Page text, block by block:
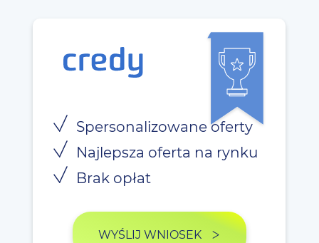
Spersonalizowane oferty
Najlepsza oferta na rynku
Brak opłat
WYŚLIJ WNIOSEK